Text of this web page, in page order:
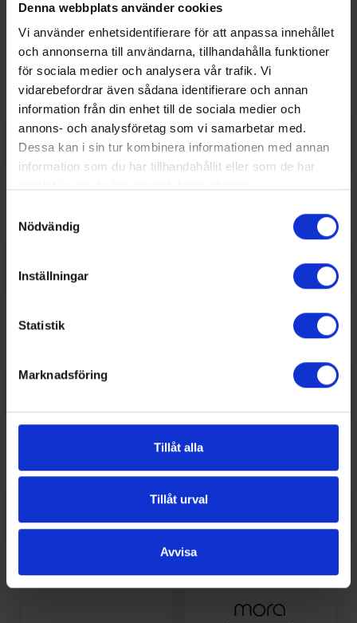
Denna webbplats använder cookies
Vi använder enhetsidentifierare för att anpassa innehållet
och annonserna till användarna, tillhandahålla funktioner
för sociala medier och analysera vår trafik. Vi
vidarebefordrar även sådana identifierare och annan
information från din enhet till de sociala medier och
annons- och analysföretag som vi samarbetar med.
Dessa kan i sin tur kombinera informationen med annan
information som du har tillhandahållit eller som de har
Nödvändig
Inställningar
Statistik
Marknadsföring
Tillåt alla
Tillåt urval
Avvisa
Medlemmar